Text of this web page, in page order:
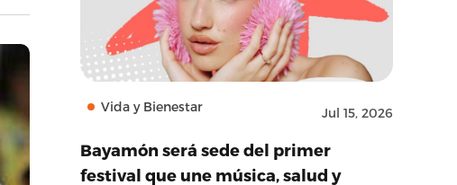
Vida y Bienestar Jul 15, 2026
Bayamón será sede del primer
festival que une música, salud y